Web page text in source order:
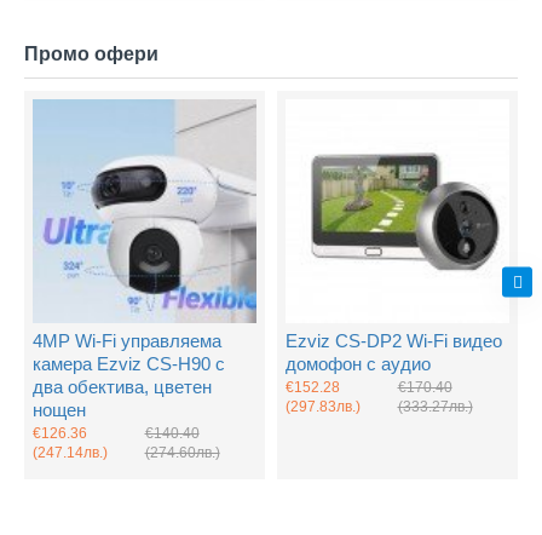
Промо офери
4MP Wi-Fi управляема
камера Ezviz CS-H90 с
два обектива, цветен
нощен
€126.36
(247.14лв.)
€140.40
(274.60лв.)
Ezviz CS-DP2 Wi-Fi видео
домофон с аудио
€152.28
(297.83лв.)
€170.40
(333.27лв.)